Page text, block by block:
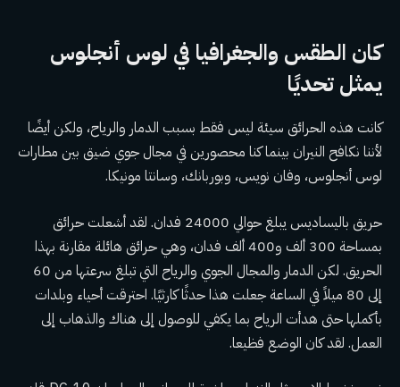
كان الطقس والجغرافيا في لوس أنجلوس
يمثل تحديًا
كانت هذه الحرائق سيئة ليس فقط بسبب الدمار والرياح، ولكن أيضًا
لأننا نكافح النيران بينما كنا محصورين في مجال جوي ضيق بين مطارات
لوس أنجلوس، وفان نويس، وبوربانك، وسانتا مونيكا.
حريق باليساديس يبلغ حوالي 24000 فدان. لقد أشعلت حرائق
بمساحة 300 ألف و400 ألف فدان، وهي حرائق هائلة مقارنة بهذا
الحريق. لكن الدمار والمجال الجوي والرياح التي تبلغ سرعتها من 60
إلى 80 ميلاً في الساعة جعلت هذا حدثًا كارثيًا. احترقت أحياء وبلدات
بأكملها حتى هدأت الرياح بما يكفي للوصول إلى هناك والذهاب إلى
العمل. لقد كان الوضع فظيعا.